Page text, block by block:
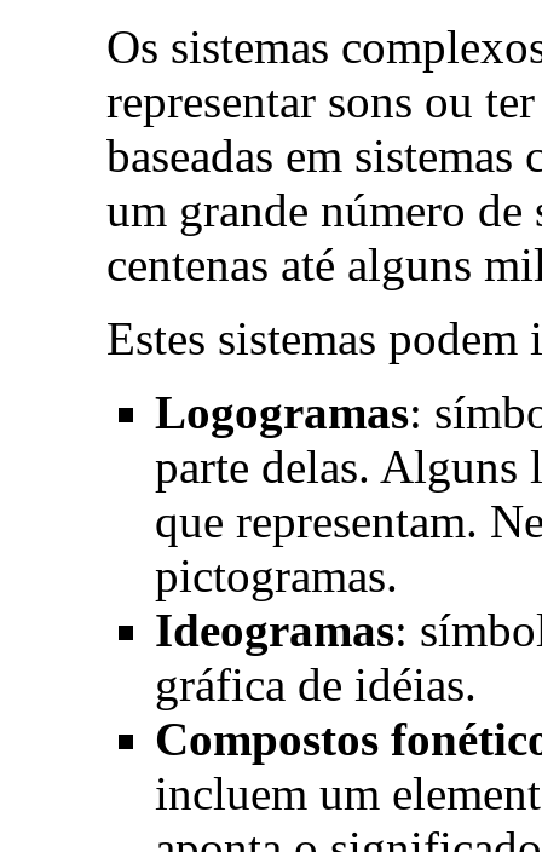
Os sistemas
representar sons ou
baseadas em
um grande número de
centenas até alguns
Estes sistemas
Logogramas:
parte delas. Alguns
que representam.
pictogramas.
Ideogramas:
gráfica de idéias.
Compostos
incluem um